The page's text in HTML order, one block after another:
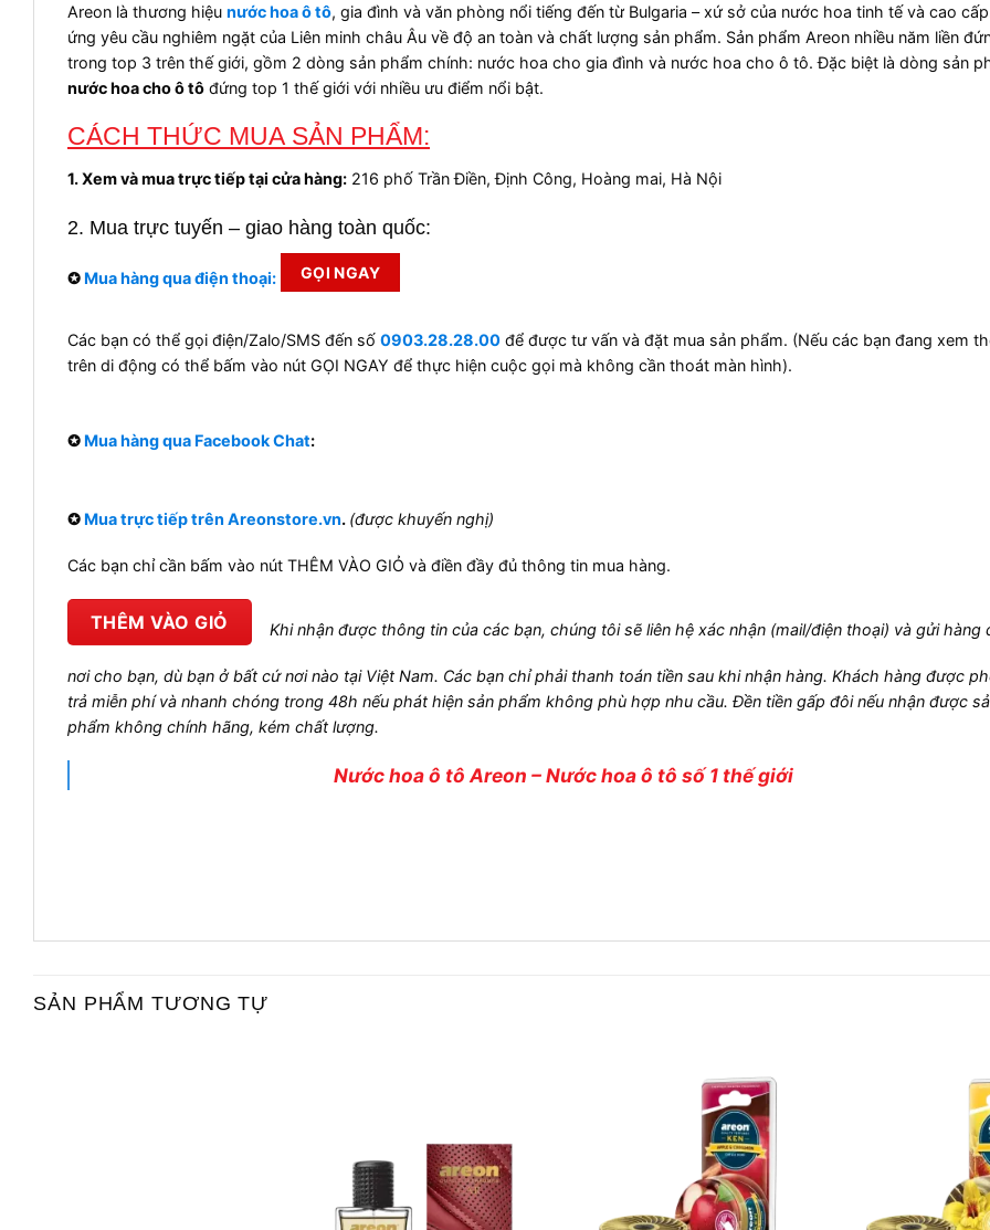
Areon là thương hiệu nước hoa ô tô, gia đình và văn phòng nổi tiếng đến từ Bulgaria – xứ sở của nước hoa tinh tế và cao
ứng yêu cầu nghiêm ngặt của Liên minh châu Âu về độ an toàn và chất lượng sản phẩm. Sản phẩm Areon nhiều năm liền
trong top 3 trên thế giới, gồm 2 dòng sản phẩm chính: nước hoa cho gia đình và nước hoa cho ô tô. Đặc biệt là dòng sản
nước hoa cho ô tô đứng top 1 thế giới với nhiều ưu điểm nổi bật.
CÁCH THỨC MUA SẢN PHẨM:
1. Xem và mua trực tiếp tại cửa hàng: 216 phố Trần Điền, Định Công, Hoàng mai, Hà Nội
2. Mua trực tuyến – giao hàng toàn quốc:
✪ Mua hàng qua điện thoại: GỌI NGAY
Các bạn có thể gọi điện/Zalo/SMS đến số 0903.28.28.00 để được tư vấn và đặt mua sản phẩm. (Nếu các bạn đang xem
trên di động có thể bấm vào nút GỌI NGAY để thực hiện cuộc gọi mà không cần thoát màn hình).
✪Mua trực tiếp trên Areonstore.vn .(được khuyến nghị)
Các bạn chỉ cần bấm vào nút THÊM VÀO GIỎ và điền đầy đủ thông tin mua hàng.
Khi nhận được thông tin của các bạn, chúng tôi sẽ liên hệ xác nhận (mail/điện thoại) và gửi hàng
nơi cho bạn, dù bạn ở bất cứ nơi nào tại Việt Nam. Các bạn chỉ phải thanh toán tiền sau khi nhận hàng. Khách hàng được
trả miễn phí và nhanh chóng trong 48h nếu phát hiện sản phẩm không phù hợp nhu cầu. Đền tiền gấp đôi nếu nhận được sản
phẩm không chính hãng, kém chất lượng.